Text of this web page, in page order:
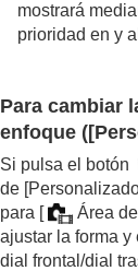
mostrará
prioridad en y
Para cambiar
enfoque (
Si pulsa el botón
de
para [ Área
ajustar la forma y
dial frontal/dial